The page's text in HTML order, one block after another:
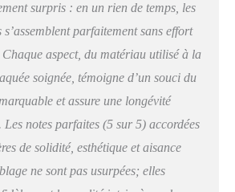
surpris : en un rien de temps, les
s’assemblent parfaitement sans effort
Chaque aspect, du matériau utilisé à la
soignée, témoigne d’un souci du
et assure une longévité
Les notes parfaites (5 sur 5) accordées
de solidité, esthétique et aisance
ne sont pas usurpées; elles